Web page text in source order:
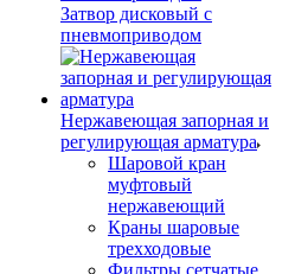
Затвор дисковый с
пневмоприводом
Нержавеющая запорная и
регулирующая арматура
Шаровой кран
муфтовый
нержавеющий
Краны шаровые
трехходовые
Фильтры сетчатые